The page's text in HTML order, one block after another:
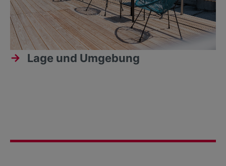
Lage und Umgebung